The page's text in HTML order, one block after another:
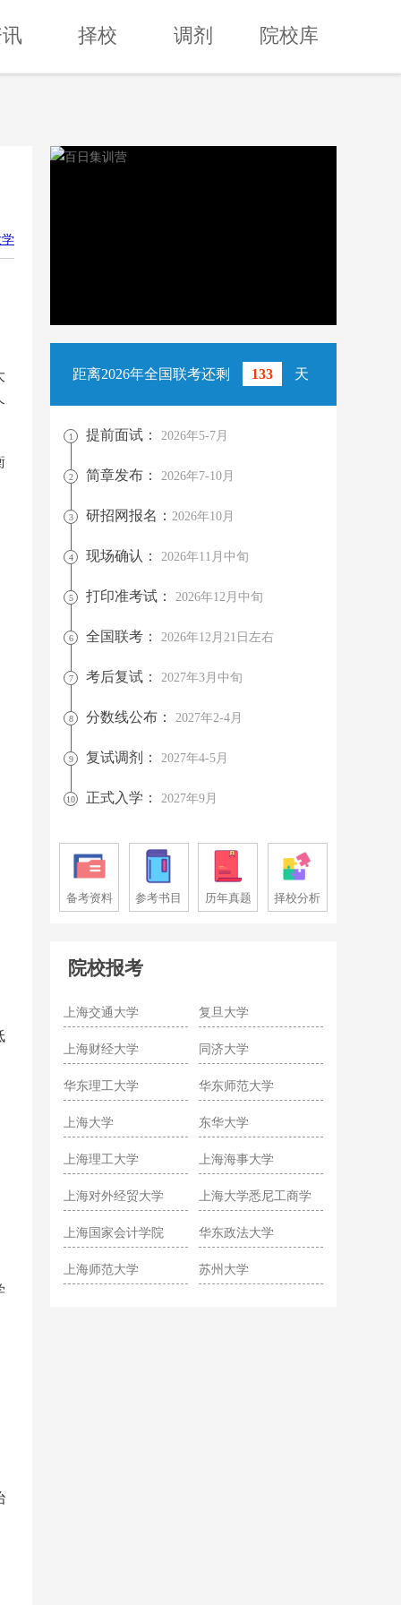
择校 调剂 院校库
距离2026年全国联考还剩 133 天
1 提前面试： 2026年5-7月
2 简章发布： 2026年7-10月
3 研招网报名： 2026年10月
4 现场确认： 2026年11月中旬
5 打印准考试： 2026年12月中旬
6 全国联考： 2026年12月21日左右
7 考后复试： 2027年3月中旬
8 分数线公布： 2027年2-4月
9 复试调剂： 2027年4-5月
10 正式入学： 2027年9月
备考资料 参考书目 历年真题 择校分析
院校报考
上海交通大学 复旦大学
上海财经大学 同济大学
华东理工大学 华东师范大学
上海大学 东华大学
上海理工大学 上海海事大学
上海对外经贸大学
上海大学悉尼工商学
上海国家会计学院 华东政法大学
上海师范大学 苏州大学